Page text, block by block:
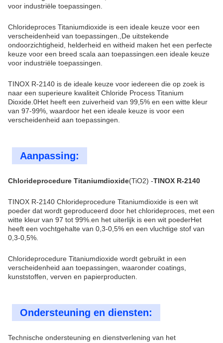
voor industriële toepassingen.
Chlorideproces Titaniumdioxide is een ideale keuze voor een
verscheidenheid van toepassingen.,De uitstekende
ondoorzichtigheid, helderheid en witheid maken het een perfecte
keuze voor een breed scala aan toepassingen.een ideale keuze
voor industriële toepassingen.
TINOX R-2140 is de ideale keuze voor iedereen die op zoek is
naar een superieure kwaliteit Chloride Process Titanium
Dioxide.0Het heeft een zuiverheid van 99,5% en een witte kleur
van 97-99%, waardoor het een ideale keuze is voor een
verscheidenheid aan toepassingen.
Aanpassing:
Chlorideprocedure Titaniumdioxide(TiO2) -TINOX R-2140
TINOX R-2140 Chlorideprocedure Titaniumdioxide is een wit
poeder dat wordt geproduceerd door het chlorideproces, met een
witte kleur van 97 tot 99%.en het uiterlijk is een wit poederHet
heeft een vochtgehalte van 0,3-0,5% en een vluchtige stof van
0,3-0,5%.
Chlorideprocedure Titaniumdioxide wordt gebruikt in een
verscheidenheid aan toepassingen, waaronder coatings,
kunststoffen, verven en papierproducten.
Ondersteuning en diensten:
Technische ondersteuning en dienstverlening van het